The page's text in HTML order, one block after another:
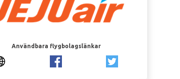
Användbara flygbolagslänkar